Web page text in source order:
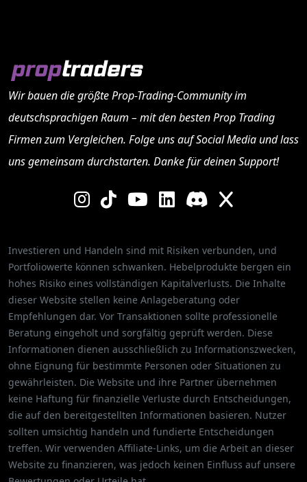
Wir bauen die größte Prop-Trading-Community im
deutschsprachigen Raum – mit den bestenProp Trading
Firmenzum Vergleichen. Folge uns auf Social Media und lass
uns gemeinsam durchstarten. Danke für deinen Support!
Investieren und Handeln sind mit Risiken verbunden, und
Portfoliowerte können schwanken. Hebelprodukte bergen ein
hohes Risiko eines vollständigen Kapitalverlusts. Die Inhalte
dieser Website stellen keine Anlageberatung oder
Empfehlungen dar. Vor Transaktionen sollte professionelle
Beratung eingeholt und sorgfältig geprüft werden. Diese
Informationen dienen ausschließlich zu Informationszwecken,
ohne Eignung für bestimmte Personen oder Situationen zu
gewährleisten. Die Website und ihre Partner übernehmen
keine Haftung für finanzielle Verluste durch Entscheidungen,
die auf den bereitgestellten Informationen basieren. Nutzer
sollten umsichtig handeln und fundierte Entscheidungen
treffen. Wir verwenden Affiliate-Links, um die Arbeit an dieser
Website zu finanzieren, was jedoch keinen Einfluss auf unsere